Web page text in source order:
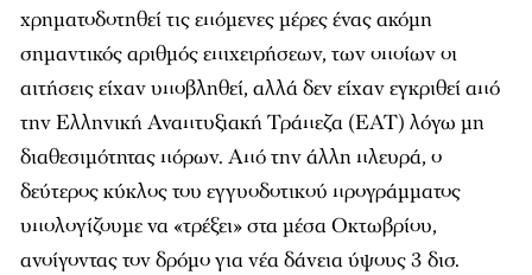
χρηματοδοτηθεί τις επόμενες μέρες ένας ακόμη
σημαντικός αριθμός επιχειρήσεων, των οποίων οι
αιτήσεις είχαν υποβληθεί, αλλά δεν είχαν εγκριθεί από
την Ελληνική Αναπτυξιακή Τράπεζα (ΕΑΤ) λόγω μη
διαθεσιμότητας πόρων. Από την άλλη πλευρά, ο
δεύτερος κύκλος του εγγυοδοτικού προγράμματος
υπολογίζουμε να «τρέξει» στα μέσα Οκτωβρίου,
ανοίγοντας τον δρόμο για νέα δάνεια ύψους 3 δισ.